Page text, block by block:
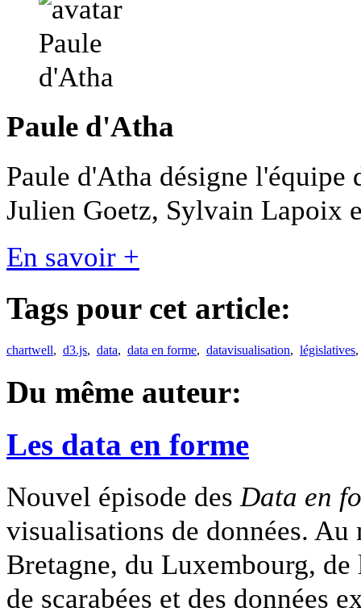
Paule d'Atha
Paule d'Atha désigne l'équipe
Julien Goetz, Sylvain Lapoix
En savoir +
Tags pour cet article:
chartwell, d3.js, data, data en forme, datavisualisation, législatives
Du même auteur:
Les data en forme
Nouvel épisode desData en
visualisations de données. Au
Bretagne, du Luxembourg,
de scarabées et des données